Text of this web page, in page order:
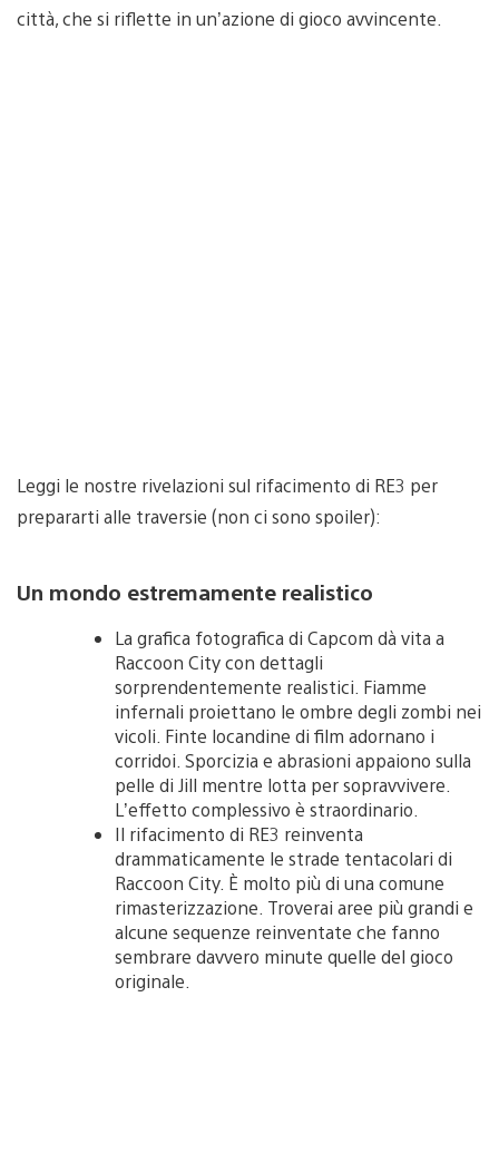
città, che si riflette in un’azione di gioco avvincente.
Leggi le nostre rivelazioni sul rifacimento di RE3 per
prepararti alle traversie (non ci sono spoiler):
Un mondo estremamente realistico
La grafica fotografica di Capcom dà vita a
Raccoon City con dettagli
sorprendentemente realistici. Fiamme
infernali proiettano le ombre degli zombi nei
vicoli. Finte locandine di film adornano i
corridoi. Sporcizia e abrasioni appaiono sulla
pelle di Jill mentre lotta per sopravvivere.
L’effetto complessivo è straordinario.
Il rifacimento di RE3 reinventa
drammaticamente le strade tentacolari di
Raccoon City. È molto più di una comune
rimasterizzazione. Troverai aree più grandi e
alcune sequenze reinventate che fanno
sembrare davvero minute quelle del gioco
originale.